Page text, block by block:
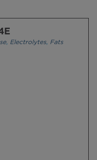
, Electrolytes, Fats